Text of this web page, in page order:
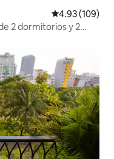
Calificación
4.93 (109)
2 dormitorios y 2